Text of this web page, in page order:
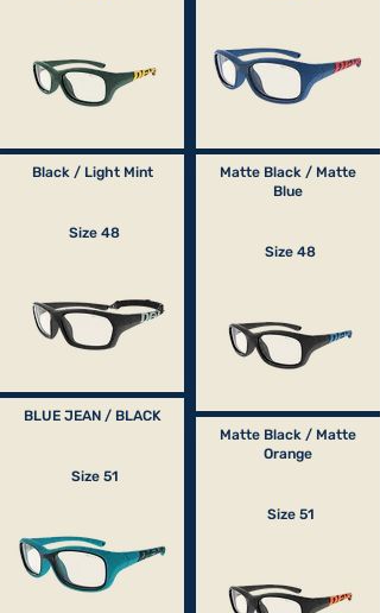
Black / Light Mint
Size 48
BLUE JEAN / BLACK
Size 51
Matte Black / Matte
Blue
Size 48
Matte Black / Matte
Orange
Size 51